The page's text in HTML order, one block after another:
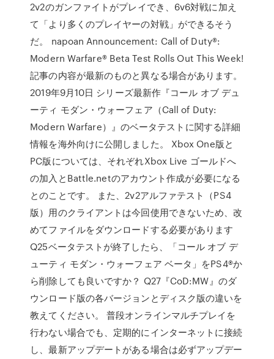
2v2のガンファイトがプレイでき、6v6対戦に加え
て「より多くのプレイヤーの対戦」ができるそう
だ。 napoan Announcement: Call of Duty®:
Modern Warfare® Beta Test Rolls Out This Week!
記事の内容が最新のものと異なる場合があります。
2019年9月10日 シリーズ最新作『コール オブ デュ
ーティ モダン・ウォーフェア（Call of Duty:
Modern Warfare）』のベータテストに関する詳細
情報を海外向けに公開しました。 Xbox One版と
PC版については、それぞれXbox Live ゴールドへ
の加入とBattle.netのアカウント作成が必要になる
とのことです。 また、2v2アルファテスト（PS4
版）用のクライアントは今回使用できないため、改
めてファイルをダウンロードする必要があります
Q25ベータテストが終了したら、「コール オブ デ
ューティ モダン・ウォーフェア ベータ」をPS4®か
ら削除しても良いですか？ Q27『CoD:MW』のダ
ウンロード版の各バージョンとディスク版の違いを
教えてください。 普段オンラインマルチプレイを
行わない場合でも、定期的にインターネットに接続
し、最新アップデートがある場合は必ずアップデー